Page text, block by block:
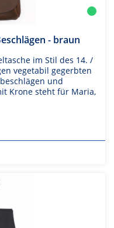
- braun
im Stil des 14. /
vegetabil gegerbten
und
Krone steht für Maria,